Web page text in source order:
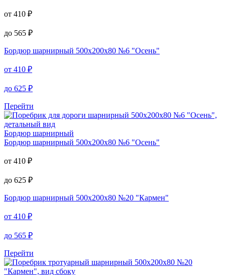
от 410 ₽
до 565 ₽
Бордюр шарнирный 500х200х80 №6 "Осень"
от 410 ₽
до 625 ₽
Перейти
Бордюр шарнирный
Бордюр шарнирный 500х200х80 №6 "Осень"
от 410 ₽
до 625 ₽
Бордюр шарнирный 500х200х80 №20 "Кармен"
от 410 ₽
до 565 ₽
Перейти